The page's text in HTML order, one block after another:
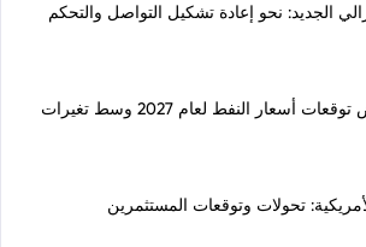
الجديد: نحو إعادة تشكيل التواصل والتحكم
جولدمان ساكس يخفض توقعات أسعار النفط لعام 2027 وسط تغيرات
تحولات وتوقعات المستثمرين